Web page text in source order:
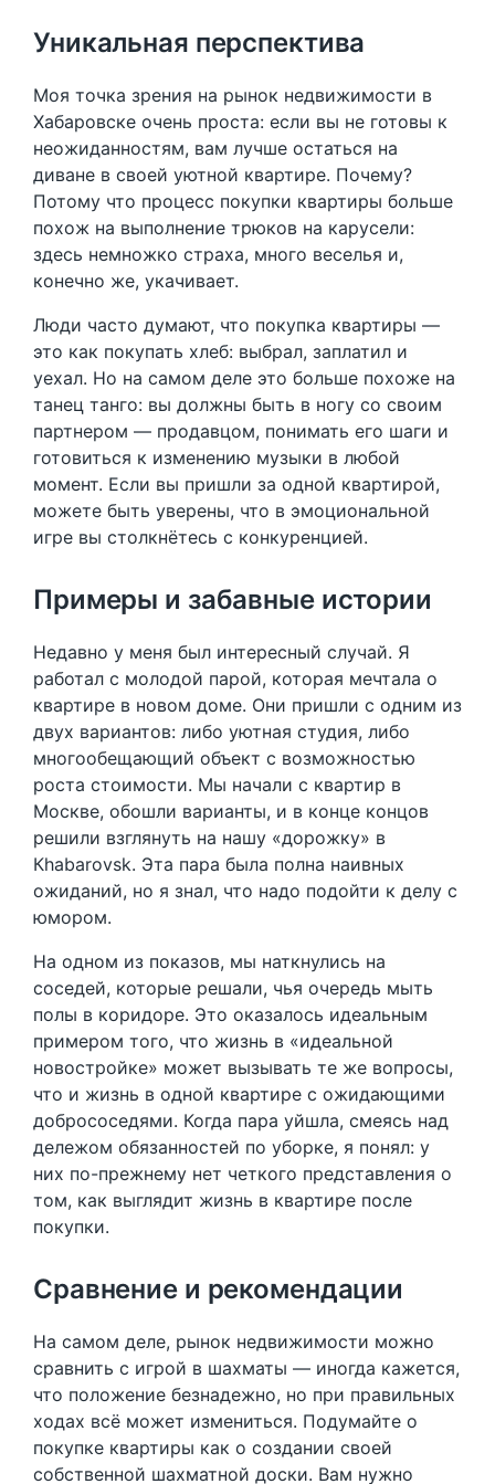
Уникальная перспектива
Моя точка зрения на рынок недвижимости в
Хабаровске очень проста: если вы не готовы к
неожиданностям, вам лучше остаться на
диване в своей уютной квартире. Почему?
Потому что процесс покупки квартиры больше
похож на выполнение трюков на карусели:
здесь немножко страха, много веселья и,
конечно же, укачивает.
Люди часто думают, что покупка квартиры —
это как покупать хлеб: выбрал, заплатил и
уехал. Но на самом деле это больше похоже на
танец танго: вы должны быть в ногу со своим
партнером — продавцом, понимать его шаги и
готовиться к изменению музыки в любой
момент. Если вы пришли за одной квартирой,
можете быть уверены, что в эмоциональной
игре вы столкнётесь с конкуренцией.
Примеры и забавные истории
Недавно у меня был интересный случай. Я
работал с молодой парой, которая мечтала о
квартире в новом доме. Они пришли с одним из
двух вариантов: либо уютная студия, либо
многообещающий объект с возможностью
роста стоимости. Мы начали с квартир в
Москве, обошли варианты, и в конце концов
решили взглянуть на нашу «дорожку» в
Кhabarovsk. Эта пара была полна наивных
ожиданий, но я знал, что надо подойти к делу с
юмором.
На одном из показов, мы наткнулись на
соседей, которые решали, чья очередь мыть
полы в коридоре. Это оказалось идеальным
примером того, что жизнь в «идеальной
новостройке» может вызывать те же вопросы,
что и жизнь в одной квартире с ожидающими
добрососедями. Когда пара уйшла, смеясь над
дележом обязанностей по уборке, я понял: у
них по-прежнему нет четкого представления о
том, как выглядит жизнь в квартире после
покупки.
Сравнение и рекомендации
На самом деле, рынок недвижимости можно
сравнить с игрой в шахматы — иногда кажется,
что положение безнадежно, но при правильных
ходах всё может измениться. Подумайте о
покупке квартиры как о создании своей
собственной шахматной доски. Вам нужно